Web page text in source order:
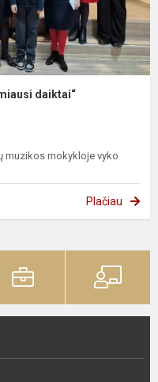
daiktai“
muzikos mokykloje vyko
Plačiau